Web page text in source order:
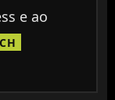
e ao